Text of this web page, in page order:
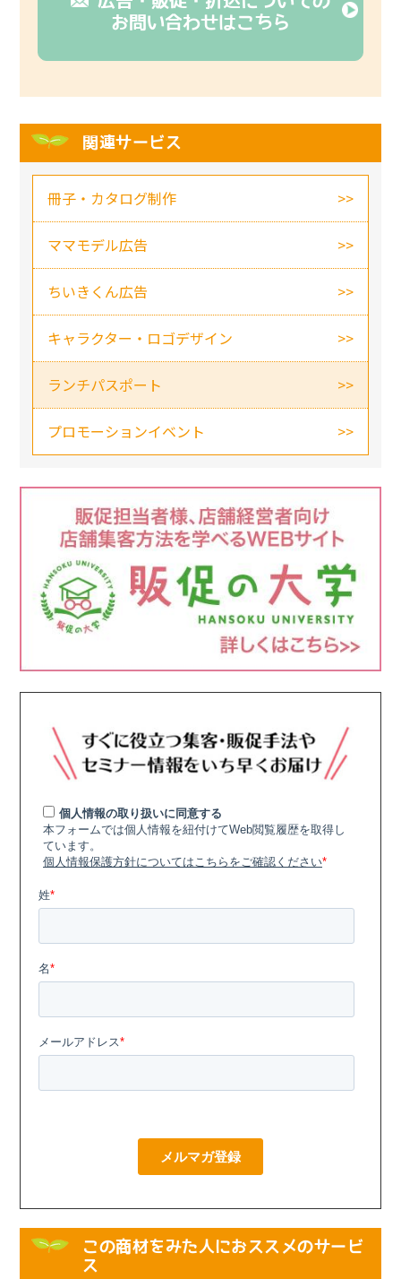
お問い合わせはこちら
関連サービス
冊子・カタログ制作
ママモデル広告
ちいきくん広告
キャラクター・ロゴデザイン
ランチパスポート
プロモーションイベント
この商材をみた人におススメのサービ
ス